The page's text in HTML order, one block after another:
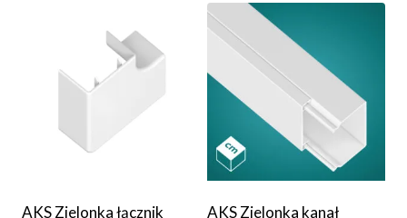
AKS Zielonka łącznik AKS Zielonka kanał